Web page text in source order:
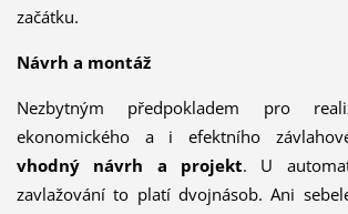
začátku.
Návrh a montáž
Nezbytným předpokladem pro
ekonomického a i efektního
vhodný návrh a projekt. U
zavlažování to platí dvojnásob. Ani